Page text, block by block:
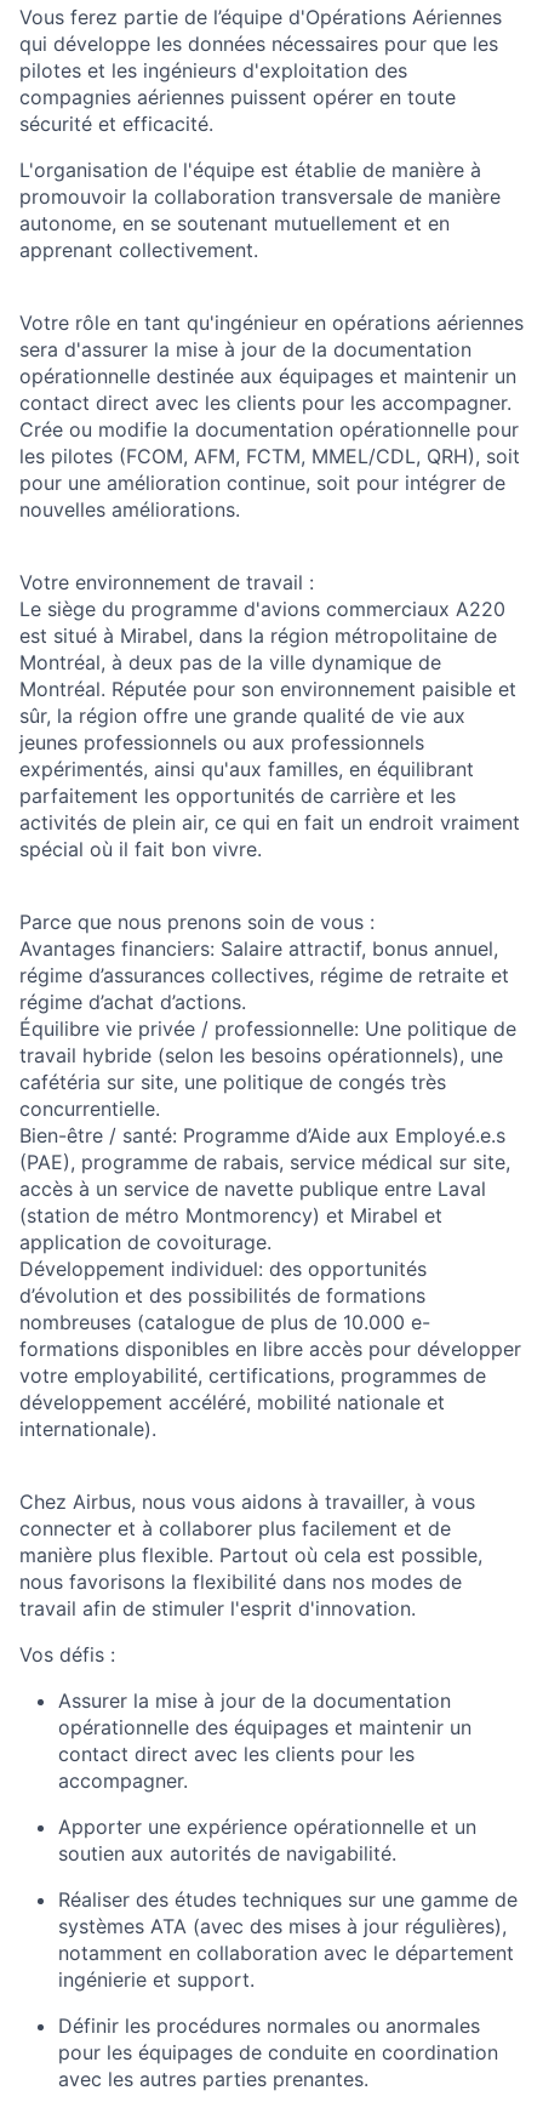
Vous ferez partie de l’équipe d'Opérations Aériennes
qui développe les données nécessaires pour que les
pilotes et les ingénieurs d'exploitation des
compagnies aériennes puissent opérer en toute
sécurité et efficacité.
L'organisation de l'équipe est établie de manière à
promouvoir la collaboration transversale de manière
autonome, en se soutenant mutuellement et en
apprenant collectivement.
Votre rôle en tant qu'ingénieur en opérations aériennes
sera d'assurer la mise à jour de la documentation
opérationnelle destinée aux équipages et maintenir un
contact direct avec les clients pour les accompagner.
Crée ou modifie la documentation opérationnelle pour
les pilotes (FCOM, AFM, FCTM, MMEL/CDL, QRH), soit
pour une amélioration continue, soit pour intégrer de
nouvelles améliorations.
Votre environnement de travail :
Le siège du programme d'avions commerciaux A220
est situé à Mirabel, dans la région métropolitaine de
Montréal, à deux pas de la ville dynamique de
Montréal. Réputée pour son environnement paisible et
sûr, la région offre une grande qualité de vie aux
jeunes professionnels ou aux professionnels
expérimentés, ainsi qu'aux familles, en équilibrant
parfaitement les opportunités de carrière et les
activités de plein air, ce qui en fait un endroit vraiment
spécial où il fait bon vivre.
Parce que nous prenons soin de vous :
Avantages financiers: Salaire attractif, bonus annuel,
régime d’assurances collectives, régime de retraite et
régime d’achat d’actions.
Équilibre vie privée / professionnelle: Une politique de
travail hybride (selon les besoins opérationnels), une
cafétéria sur site, une politique de congés très
concurrentielle.
Bien-être / santé: Programme d’Aide aux Employé.e.s
(PAE), programme de rabais, service médical sur site,
accès à un service de navette publique entre Laval
(station de métro Montmorency) et Mirabel et
application de covoiturage.
Développement individuel: des opportunités
d’évolution et des possibilités de formations
nombreuses (catalogue de plus de 10.000 e-
formations disponibles en libre accès pour développer
votre employabilité, certifications, programmes de
développement accéléré, mobilité nationale et
internationale).
Chez Airbus, nous vous aidons à travailler, à vous
connecter et à collaborer plus facilement et de
manière plus flexible. Partout où cela est possible,
nous favorisons la flexibilité dans nos modes de
travail afin de stimuler l'esprit d'innovation.
Vos défis :
Assurer la mise à jour de la documentation
opérationnelle des équipages et maintenir un
contact direct avec les clients pour les
accompagner.
Apporter une expérience opérationnelle et un
soutien aux autorités de navigabilité.
Réaliser des études techniques sur une gamme de
systèmes ATA (avec des mises à jour régulières),
notamment en collaboration avec le département
ingénierie et support.
Définir les procédures normales ou anormales
pour les équipages de conduite en coordination
avec les autres parties prenantes.